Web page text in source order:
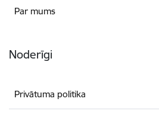
Par mums
Noderīgi
Privātuma politika